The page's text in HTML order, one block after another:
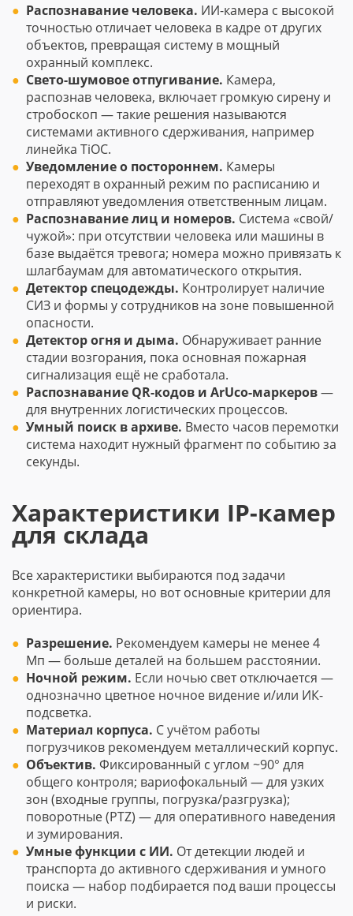
Распознавание человека. ИИ-камера с высокой
точностью отличает человека в кадре от других
объектов, превращая систему в мощный
охранный комплекс.
Свето-шумовое отпугивание. Камера,
распознав человека, включает громкую сирену и
стробоскоп — такие решения называются
системами активного сдерживания, например
линейка TiOC.
Уведомление о постороннем. Камеры
переходят в охранный режим по расписанию и
отправляют уведомления ответственным лицам.
Распознавание лиц и номеров. Система «свой/
чужой»: при отсутствии человека или машины в
базе выдаётся тревога; номера можно привязать к
шлагбаумам для автоматического открытия.
Детектор спецодежды. Контролирует наличие
СИЗ и формы у сотрудников на зоне повышенной
опасности.
Детектор огня и дыма. Обнаруживает ранние
стадии возгорания, пока основная пожарная
сигнализация ещё не сработала.
Распознавание QR-кодов и ArUco-маркеров—
для внутренних логистических процессов.
Умный поиск в архиве. Вместо часов перемотки
система находит нужный фрагмент по событию за
секунды.
Характеристики IP-камер
для склада
Все характеристики выбираются под задачи
конкретной камеры, но вот основные критерии для
ориентира.
Разрешение. Рекомендуем камеры не менее 4
Мп — больше деталей на большем расстоянии.
Ночной режим. Если ночью свет отключается —
однозначно цветное ночное видение и/или ИК-
подсветка.
Материал корпуса. С учётом работы
погрузчиков рекомендуем металлический корпус.
Объектив. Фиксированный с углом ~90° для
общего контроля; вариофокальный — для узких
зон (входные группы, погрузка/разгрузка);
поворотные (PTZ) — для оперативного наведения
и зумирования.
Умные функции с ИИ. От детекции людей и
транспорта до активного сдерживания и умного
поиска — набор подбирается под ваши процессы
и риски.